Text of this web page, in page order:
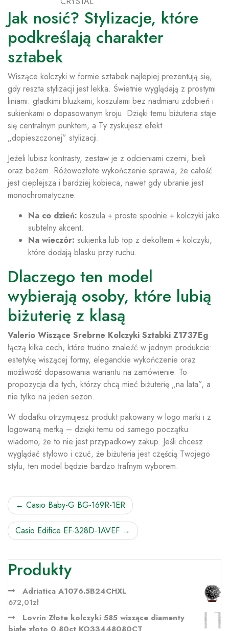
Jak nosić? Stylizacje, które
podkreślają charakter
sztabek
Wiszące kolczyki w formie sztabek najlepiej prezentują się,
gdy reszta stylizacji jest lekka. Świetnie wyglądają z prostymi
liniami: gładkimi bluzkami, koszulami bez nadmiaru zdobień i
sukienkami o dopasowanym kroju. Dzięki temu biżuteria staje
się centralnym punktem, a Ty zyskujesz efekt
„dopieszczonej” stylizacji.
Jeżeli lubisz kontrasty, zestaw je z odcieniami czerni, bieli
oraz beżem. Różowozłote wykończenie sprawia, że całość
jest cieplejsza i bardziej kobieca, nawet gdy ubranie jest
monochromatyczne.
Na co dzień: koszula + proste spodnie + kolczyki jako
subtelny akcent.
Na wieczór: sukienka lub top z dekoltem + kolczyki,
które dodają blasku przy ruchu.
Dlaczego ten model
wybierają osoby, które lubią
biżuterię z klasą
Valerio Wiszące Srebrne Kolczyki Sztabki Z1737Eg
łączą kilka cech, które trudno znaleźć w jednym produkcie:
estetykę wiszącej formy, eleganckie wykończenie oraz
możliwość dopasowania wariantu na zamówienie. To
propozycja dla tych, którzy chcą mieć biżuterię „na lata”, a
nie tylko na jeden sezon.
W dodatku otrzymujesz produkt pakowany w logo marki i z
logowaną metką – dzięki temu od samego początku
wiadomo, że to nie jest przypadkowy zakup. Jeśli chcesz
wyglądać stylowo i czuć, że biżuteria jest częścią Twojego
stylu, ten model będzie bardzo trafnym wyborem.
Nawigacja
wpisu
Casio Baby-G BG-169R-1ER
Casio Edifice EF-328D-1AVEF
Produkty
Adriatica A1076.5B24CHXL
672,01zł
Lovrin Złote kolczyki 585 wiszące diamenty